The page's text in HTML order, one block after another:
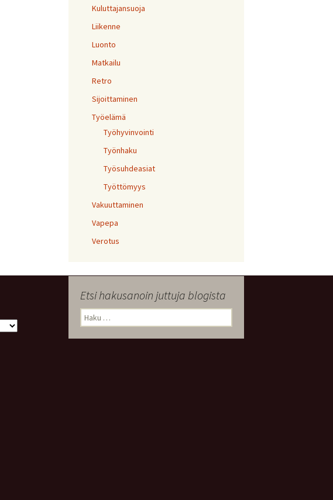
Kuluttajansuoja
Liikenne
Luonto
Matkailu
Retro
Sijoittaminen
Työelämä
Työhyvinvointi
Työnhaku
Työsuhdeasiat
Työttömyys
Vakuuttaminen
Vapepa
Verotus
Etsi hakusanoin juttuja blogista
Haku: